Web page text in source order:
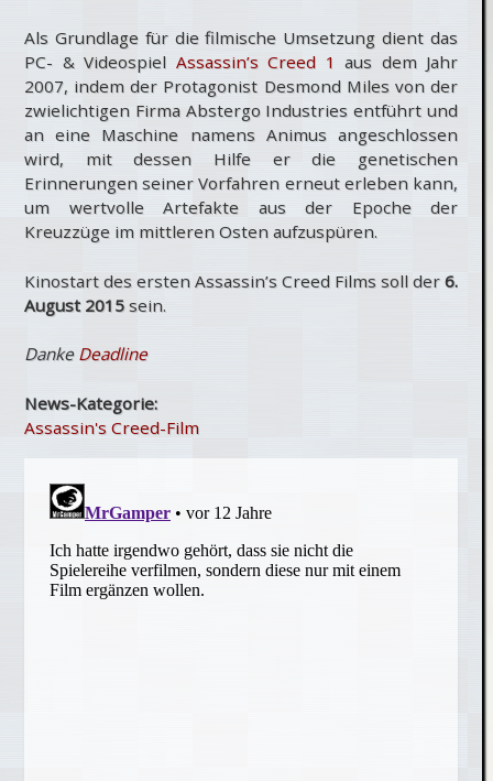
Als Grundlage für die filmische Umsetzung dient das
PC- & Videospiel Assassin’s Creed 1 aus dem Jahr
2007, indem der Protagonist Desmond Miles von der
zwielichtigen Firma Abstergo Industries entführt und
an eine Maschine namens Animus angeschlossen
wird, mit dessen Hilfe er die genetischen
Erinnerungen seiner Vorfahren erneut erleben kann,
um wertvolle Artefakte aus der Epoche der
Kreuzzüge im mittleren Osten aufzuspüren.
Kinostart des ersten Assassin’s Creed Films soll der 6.
August 2015 sein.
Danke Deadline
News-Kategorie:
Assassin's Creed-Film